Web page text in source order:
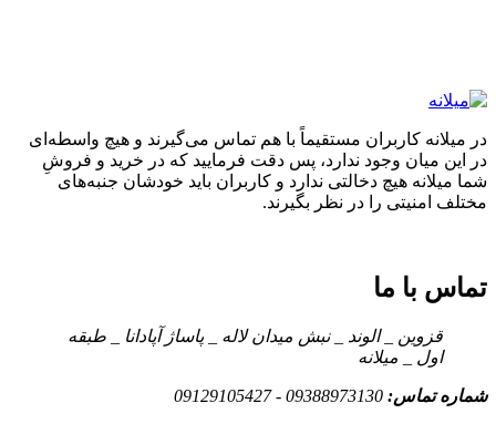
در میلانه کاربران مستقیماً با هم تماس می‌گیرند و هیچ واسطه‌ای
در این میان وجود ندارد، پس دقت فرمایید که در خرید و فروشِ
شما میلانه هیچ دخالتی ندارد و کاربران باید خودشان جنبه‌های
مختلف امنیتی را در نظر بگیرند.
تماس با ما
قزوین _ الوند _ نبش میدان لاله _ پاساژ آپادانا _ طبقه
اول _ میلانه
شماره تماس: 09388973130 - 09129105427